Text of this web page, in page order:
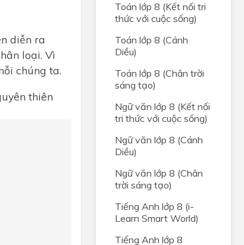
diễn ra
loại. Vì
chúng ta.
thiên
Toán lớp 8 (Kết nối tri
thức với cuộc sống)
Toán lớp 8 (Cánh
Diều)
Toán lớp 8 (Chân trời
sáng tạo)
Ngữ văn lớp 8 (Kết nối
tri thức với cuộc sống)
Ngữ văn lớp 8 (Cánh
Diều)
Ngữ văn lớp 8 (Chân
trời sáng tạo)
Tiếng Anh lớp 8 (i-
Learn Smart World)
Tiếng Anh lớp 8